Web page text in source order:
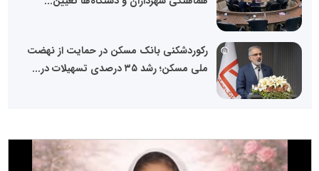
رکوردشکنی بانک مسکن در حمایت از نهضت
ملی مسکن؛ رشد ۳۵ درصدی تسهیلات در...